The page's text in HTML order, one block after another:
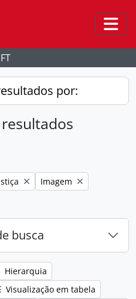
por:
Remover filtro:
Imagem
busca
Hierarquia
Visualização em tabela